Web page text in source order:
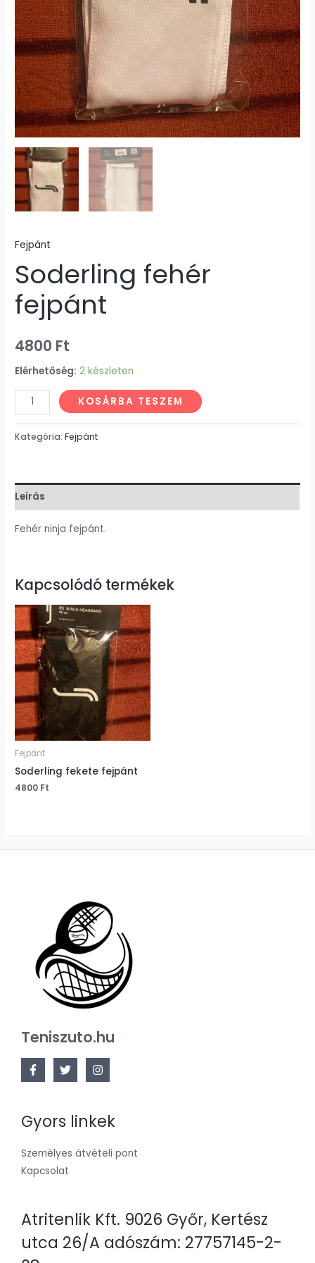
Fejpánt
Soderling fehér
fejpánt
4800 Ft
Elérhetőség: 2 készleten
KOSÁRBA TESZEM
Kategória:Fejpánt
Leírás
Fehér ninja fejpánt.
Kapcsolódó termékek
Fejpánt
Soderling fekete fejpánt
4800 Ft
Teniszuto.hu
Gyors linkek
Személyes átvételi pont
Kapcsolat
Atritenlik Kft. 9026 Győr, Kertész
utca 26/A adószám: 27757145-2-